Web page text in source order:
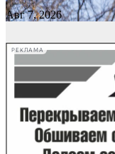
Авг 7, 2026
РЕКЛАМА